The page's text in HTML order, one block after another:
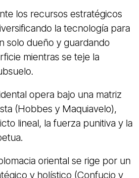
los recursos estratégicos
la tecnología para
solo dueño y guardando
mientras se teje la
opera bajo una matriz
(Hobbes y Maquiavelo),
lineal, la fuerza punitiva y la
oriental se rige por un
y holístico (Confucio y